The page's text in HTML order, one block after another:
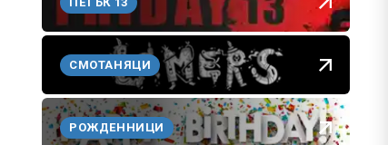
СМОТАНЯЦИ
РОЖДЕННИЦИ